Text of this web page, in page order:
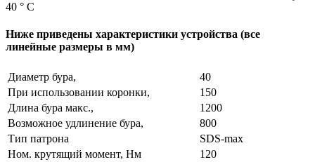
40 ° С
Ниже приведены характеристики устройства (все
линейные размеры в мм)
Диаметр бура,
40
При использовании коронки,
150
Длина бура макс.,
1200
Возможное удлинение бура,
800
Тип патрона
SDS-max
Ном. крутящий момент, Нм
120